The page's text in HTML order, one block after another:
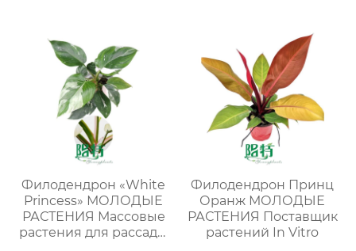
Филодендрон «White
Princess» МОЛОДЫЕ
РАСТЕНИЯ Массовые
растения для рассады
Филодендрон Принц
Оранж МОЛОДЫЕ
РАСТЕНИЯ Поставщик
растений In Vitro